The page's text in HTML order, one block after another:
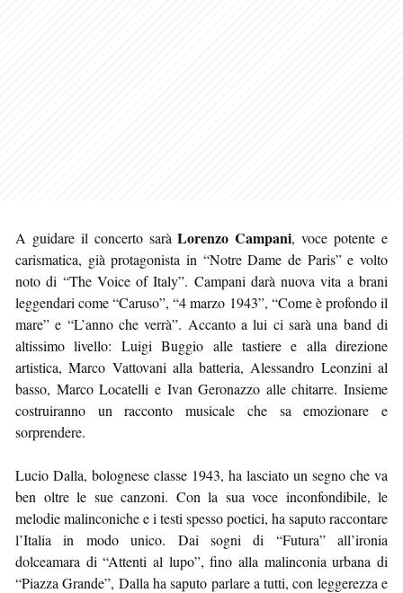
A guidare il concerto saràLorenzo Campani, voce potente e
carismatica, già protagonista in “Notre Dame de Paris” e volto
noto di “The Voice of Italy”. Campani darà nuova vita a brani
leggendari come “Caruso”, “4 marzo 1943”, “Come è profondo il
mare” e “L’anno che verrà”. Accanto a lui ci sarà una band di
altissimo livello: Luigi Buggio alle tastiere e alla direzione
artistica, Marco Vattovani alla batteria, Alessandro Leonzini al
basso, Marco Locatelli e Ivan Geronazzo alle chitarre. Insieme
costruiranno un racconto musicale che sa emozionare e
sorprendere.
Lucio Dalla, bolognese classe 1943, ha lasciato un segno che va
ben oltre le sue canzoni. Con la sua voce inconfondibile, le
melodie malinconiche e i testi spesso poetici, ha saputo raccontare
l’Italia in modo unico. Dai sogni di “Futura” all’ironia
dolceamara di “Attenti al lupo”, fino alla malinconia urbana di
“Piazza Grande”, Dalla ha saputo parlare a tutti, con leggerezza e